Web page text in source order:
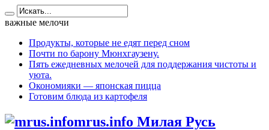
важные мелочи
Продукты, которые не едят перед сном
Почти по барону Мюнхгаузену.
Пять ежедневных мелочей для поддержания чистоты и
уюта.
Окономияки — японская пицца
Готовим блюда из картофеля
mrus.info Милая Русь